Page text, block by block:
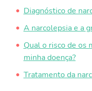
Diagnóstico de
A narcolepsia e a
Qual o risco de os
minha doença?
Tratamento da